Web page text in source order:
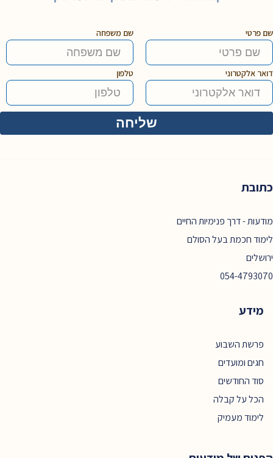
שם פרטי שם משפחה
דואר אלקטרוני טלפון
כתובת
מודעות - דרך פנימיות החיים
לימוד חכמת בעל הסולם
ירושלים
054-4793070
מידע
פרשת השבוע
חגים ומועדים
סוד החודשים
הכל על קבלה
לימוד מעמיק